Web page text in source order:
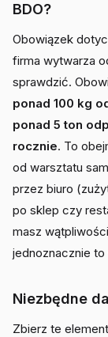
BDO?
Obowiązek
firma wytwarza
sprawdzić.
ponad 100 kg
ponad 5 ton
rocznie. To
od warsztatu
przez biuro
po sklep czy
masz
jednoznacznie to
Niezbędne
Zbierz te